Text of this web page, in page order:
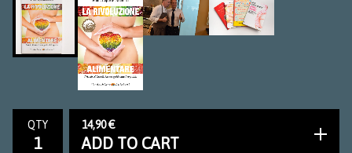
QTY 14,90€
ADD TO CART